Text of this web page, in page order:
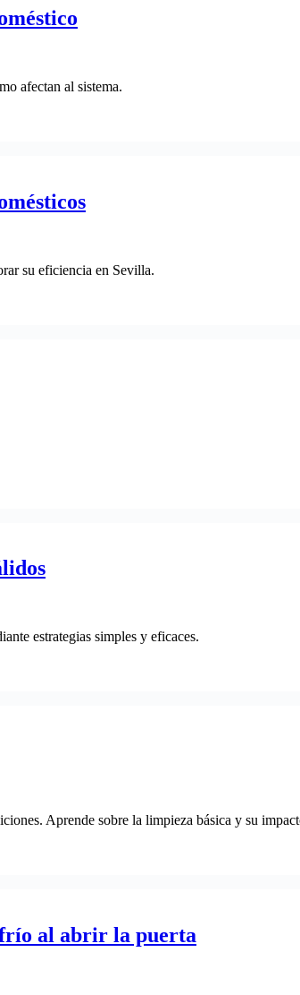
afectan al sistema.
su eficiencia en Sevilla.
estrategias simples y eficaces.
Aprende sobre la limpieza básica y su
al abrir la puerta